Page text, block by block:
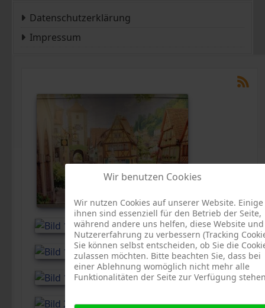
Datenschutzerklärung
Impressum
Wir benutzen Cookies
Wir nutzen Cookies auf unserer Website. Einige
ihnen sind essenziell für den Betrieb der Seite,
während andere uns helfen, diese Website
Nutzererfahrung zu verbessern (Tracking
Sie können selbst entscheiden, ob Sie die
zulassen möchten. Bitte beachten Sie, dass bei
einer Ablehnung womöglich nicht mehr alle
Funktionalitäten der Seite zur Verfügung